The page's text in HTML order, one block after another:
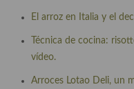
Gazpachos, salmorejos,
Quínoa
El arroz en Italia y el
Técnica de cocina:
vídeo.
Arroces Lotao Deli, un